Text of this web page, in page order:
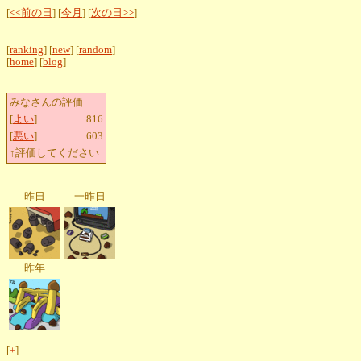
[<<前の日 ] [今月 ] [次の日>>]
[ranking] [new] [random]
[home] [blog]
みなさんの評価
[よい]:
816
[悪い]:
603
↑評価してください
昨日 一昨日
昨年
[+]